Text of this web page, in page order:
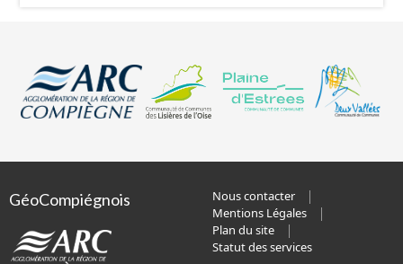
GéoCompiégnois
Nous contacter
Mentions Légales
Plan du site
Statut des services